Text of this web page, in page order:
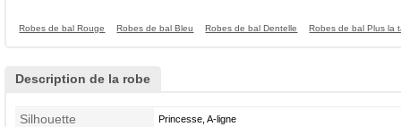
Robes de bal Rouge Robes de bal Bleu Robes de bal Dentelle Robes de bal Plus la
Description de la robe
Silhouette Princesse, A-ligne